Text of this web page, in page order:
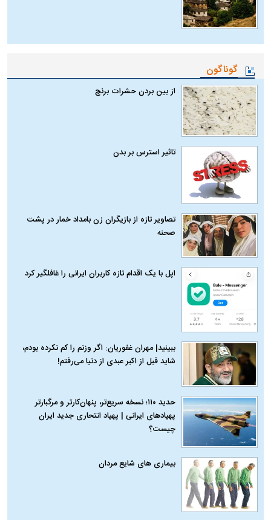
گوناگون
از بین بردن حشرات برنج
تاثیر استرس بر بدن
تصاویر تازه از بازیگران زن بامداد خمار در پشت
صحنه
اپل با یک اقدام تازه کاربران ایرانی را غافلگیر کرد
ببینید| مهران غفوریان: اگر وزنم را کم نکرده بودم،
شاید قبل از اکبر عبدی از دنیا می‌رفتم!
حدید ۱۱۰؛ نسخه سریع‌تر، پنهان‌کارتر و مرگبارتر
پهپادهای ایرانی | پهپاد انتحاری جدید ایران
چیست؟
بیماری‌ های شایع مردان